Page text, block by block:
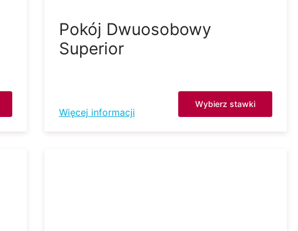
Pokój Dwuosobowy
Superior
Więcej informacji
Wybierz stawki